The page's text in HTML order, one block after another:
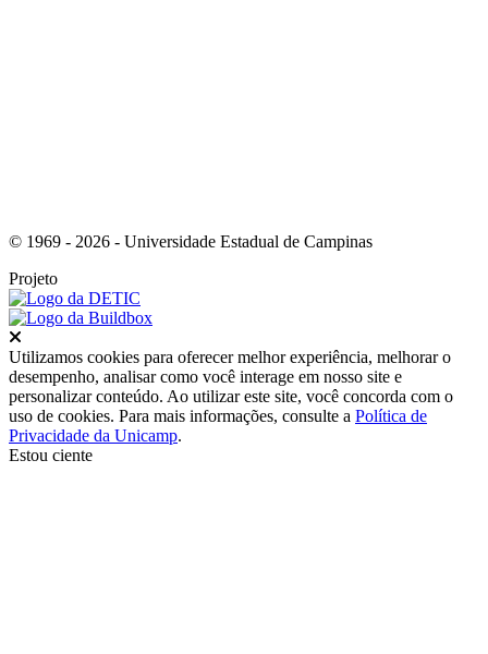
© 1969 - 2026 - Universidade Estadual de Campinas
Projeto
Utilizamos cookies para oferecer melhor experiência, melhorar o
desempenho, analisar como você interage em nosso site e
personalizar conteúdo. Ao utilizar este site, você concorda com o
uso de cookies. Para mais informações, consulte a Política de
Privacidade da Unicamp.
Estou ciente